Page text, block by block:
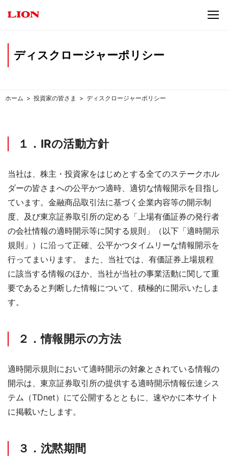
ディスクロージャーポリシー
ホーム 投資家の皆さま ディスクロージャーポリシー
１．IRの活動方針
当社は、株主・投資家をはじめとする全てのステークホル
ダーの皆さまへの公平かつ適時、適切な情報開示を目指し
ています。金融商品取引法に基づく企業内容等の開示制
度、及び東京証券取引所の定める「上場有価証券の発行者
の会社情報の適時開示等に関する規則」（以下「適時開示
規則」）に沿って正確、公平かつタイムリーな情報開示を
行ってまいります。 また、当社では、有価証券上場規程
に該当する情報のほか、当社が当社の事業活動に関して重
要であると判断した情報について、積極的に開示いたしま
す。
２．情報開示の方法
適時開示規則において適時開示の対象とされている情報の
開示は、東京証券取引所の提供する適時開示情報伝達シス
テム（TDnet）にて公開するとともに、速やかに本サイト
に掲載いたします。
３．沈黙期間